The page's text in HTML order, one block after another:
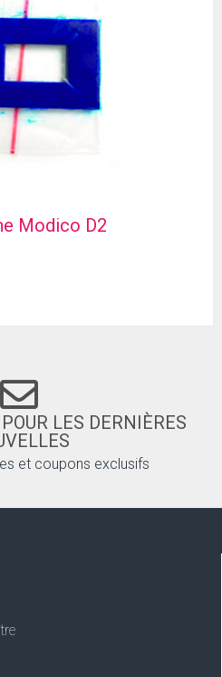
Modico D2
LES DERNIÈRES
et coupons exclusifs